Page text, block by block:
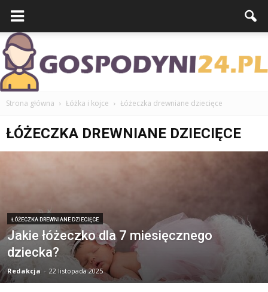
Strona główna Łóżka i kojce Łóżeczka drewniane dziecięce
ŁÓŻECZKA DREWNIANE DZIECIĘCE
ŁÓŻECZKA DREWNIANE DZIECIĘCE
Jakie łóżeczko dla 7 miesięcznego
dziecka?
Redakcja - 22 listopada 2025